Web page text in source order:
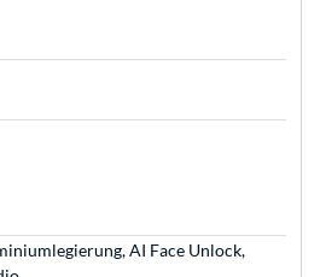
AI Face Unlock,